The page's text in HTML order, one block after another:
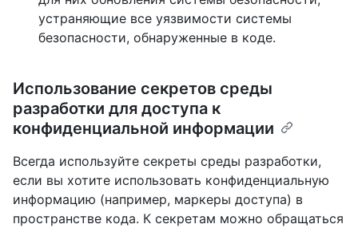
устраняющие все уязвимости системы
безопасности, обнаруженные в коде.
Использование секретов среды
разработки для доступа к
конфиденциальной информации
Всегда используйте секреты среды разработки,
если вы хотите использовать конфиденциальную
информацию (например, маркеры доступа) в
пространстве кода. К секретам можно обращаться